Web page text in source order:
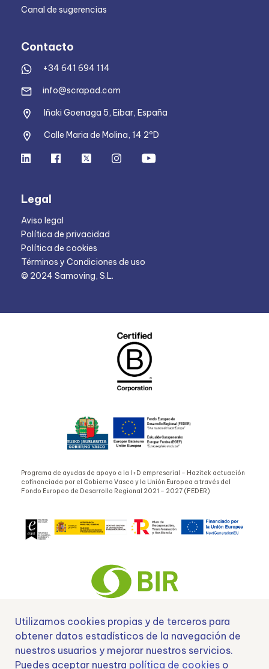
Canal de sugerencias
Contacto
+34 641 694 114
info@scrapad.com
Iñaki Goenaga 5, Eibar, España
Calle Maria de Molina, 14 2ºD
Legal
Aviso legal
Política de privacidad
Política de cookies
Términos y Condiciones de uso
© 2024 Samoving, S.L.
Programa de ayudas de apoyo a la I+D empresarial – Hazitek actuación
cofinanciada por el Gobierno Vasco y la Unión Europea a través del
Fondo Europeo de Desarrollo Regional 2021 – 2027 (FEDER)
Nº EXP 00152378 / SNEO-20222129 Financiado por la Unión Europea –
NextGenerationEU y apoyado por el CDTI.
Utilizamos cookies propias y de terceros para
obtener datos estadísticos de la navegación de
nuestros usuarios y mejorar nuestros servicios.
Puedes aceptar nuestra política de cookies o